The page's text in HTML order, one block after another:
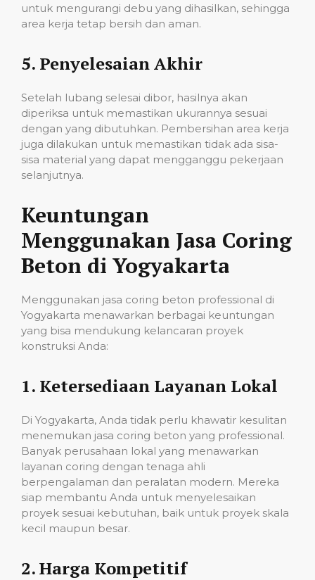
untuk mengurangi debu yang dihasilkan, sehingga
area kerja tetap bersih dan aman.
5. Penyelesaian Akhir
Setelah lubang selesai dibor, hasilnya akan
diperiksa untuk memastikan ukurannya sesuai
dengan yang dibutuhkan. Pembersihan area kerja
juga dilakukan untuk memastikan tidak ada sisa-
sisa material yang dapat mengganggu pekerjaan
selanjutnya.
Keuntungan
Menggunakan Jasa Coring
Beton di Yogyakarta
Menggunakan jasa coring beton professional di
Yogyakarta menawarkan berbagai keuntungan
yang bisa mendukung kelancaran proyek
konstruksi Anda:
1. Ketersediaan Layanan Lokal
Di Yogyakarta, Anda tidak perlu khawatir kesulitan
menemukan jasa coring beton yang professional.
Banyak perusahaan lokal yang menawarkan
layanan coring dengan tenaga ahli
berpengalaman dan peralatan modern. Mereka
siap membantu Anda untuk menyelesaikan
proyek sesuai kebutuhan, baik untuk proyek skala
kecil maupun besar.
2.Harga Kompetitif